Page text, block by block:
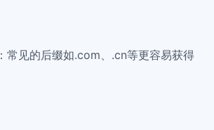
常见的后缀如.com、.cn等更容易获得